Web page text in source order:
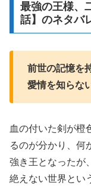
最強の王様、
話】のネタバ
前世の記憶を
愛情を知らな
血の付いた剣が橙
るのが分かり、何
強き王となったが
絶えない世界とい